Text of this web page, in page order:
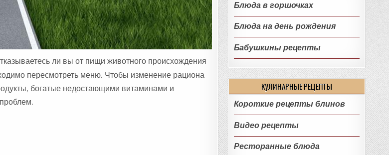
ли вы от пищи животного происхождения
пересмотреть меню. Чтобы изменение рациона
богатые недостающими витаминами и
Блюда в горшочках
Блюда на день рождения
Бабушкины рецепты
КУЛИНАРНЫЕ РЕЦЕПТЫ
Короткие рецепты блинов
Видео рецепты
Ресторанные блюда